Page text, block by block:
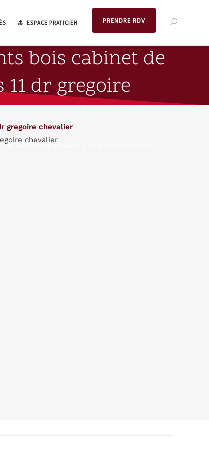
PRENDRE RDV
ESPACE PRATICIEN
bois cabinet de
dr gregoire
parodontologie paris 11 dr gregoire chevalier
chevalier